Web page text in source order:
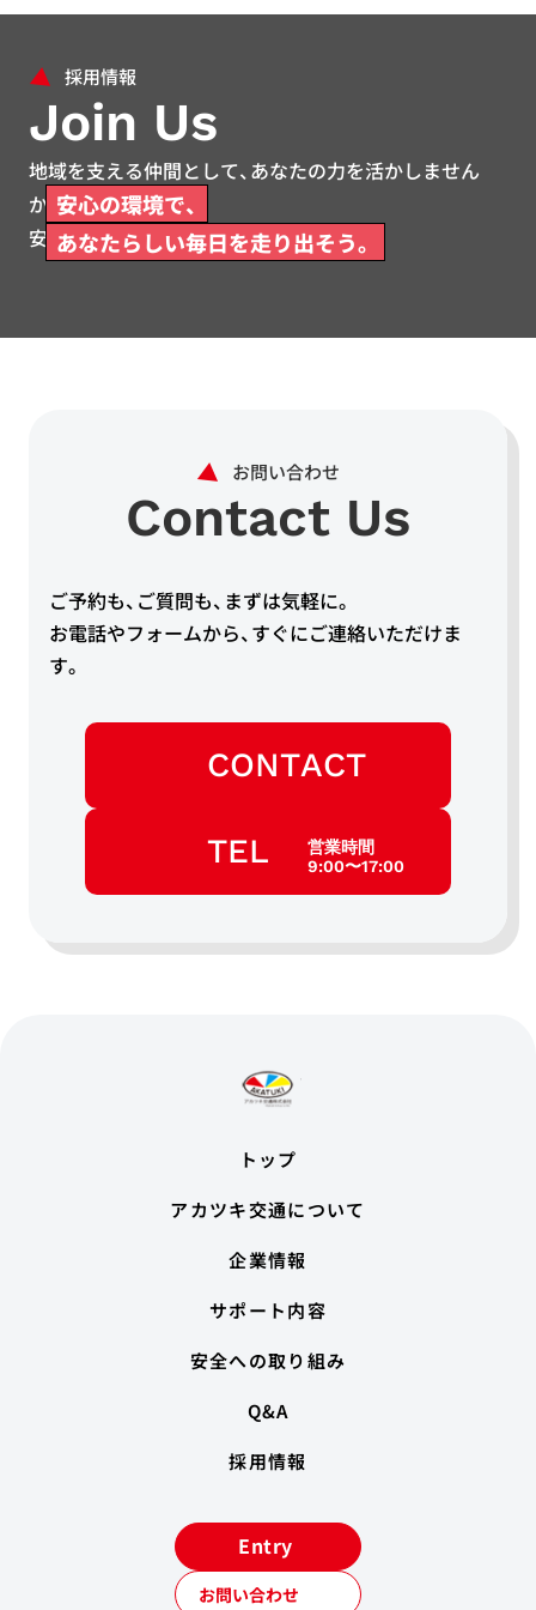
Join Us
地域を支える仲間として、あなたの力を活かしません
か。
安心して働ける環境をご用意しています。
安心の環境で、
あなたらしい毎日を走り出そう。
Contact Us
ご予約も、ご質問も、まずは気軽に。
お電話やフォームから、すぐにご連絡いただけま
す。
CONTACT
TEL
営業時間
9:00〜17:00
トップ
アカツキ交通について
企業情報
サポート内容
安全への取り組み
Q&A
採用情報
お問い合わせ
Entry